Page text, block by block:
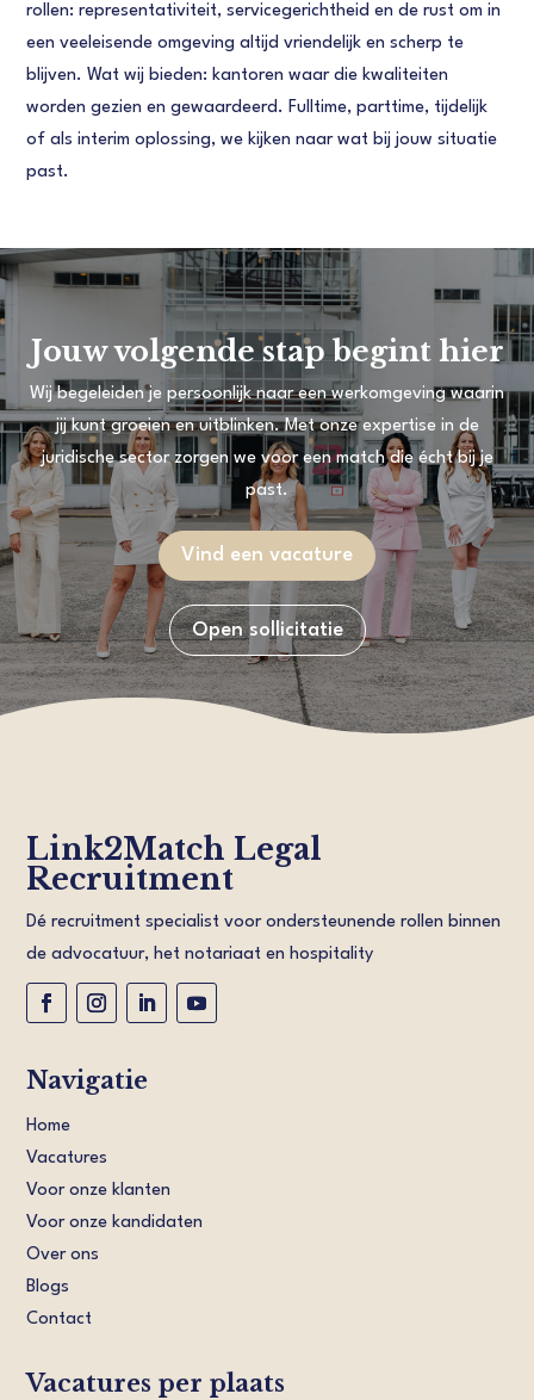
rollen: representativiteit, servicegerichtheid en de rust om in
een veeleisende omgeving altijd vriendelijk en scherp te
blijven. Wat wij bieden: kantoren waar die kwaliteiten
worden gezien en gewaardeerd. Fulltime, parttime, tijdelijk
of als interim oplossing, we kijken naar wat bij jouw situatie
past.
Jouw volgende stap begint hier
Wij begeleiden je persoonlijk naar een werkomgeving waarin
jij kunt groeien en uitblinken. Met onze expertise in de
juridische sector zorgen we voor een match die écht bij je
past.
Vind een vacature
Open sollicitatie
Link2Match Legal
Recruitment
Dé recruitment specialist voor ondersteunende rollen binnen
de advocatuur, het notariaat en hospitality
Navigatie
Home
Vacatures
Voor onze klanten
Voor onze kandidaten
Over ons
Blogs
Contact
Vacatures per plaats